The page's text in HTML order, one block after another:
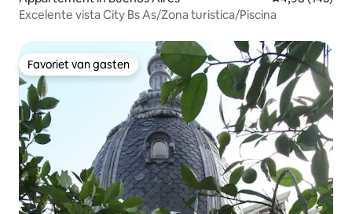
Excelente vista City Bs As/Zona turistica/Piscina
Favoriet van gasten
Favoriet van gasten